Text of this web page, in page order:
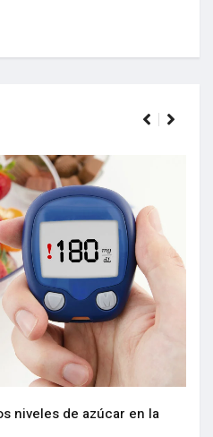
niveles de azúcar en la